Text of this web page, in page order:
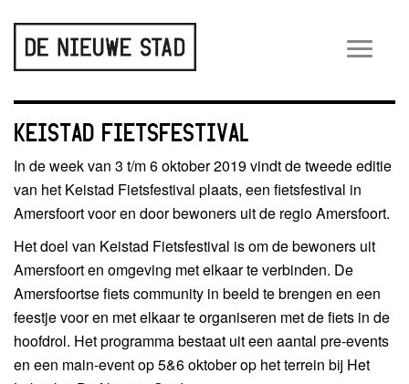
KEISTAD FIETSFESTIVAL
In de week van 3 t/m 6 oktober 2019 vindt de tweede editie
van het Keistad Fietsfestival plaats, een fietsfestival in
Amersfoort voor en door bewoners uit de regio Amersfoort.
Het doel van Keistad Fietsfestival is om de bewoners uit
Amersfoort en omgeving met elkaar te verbinden. De
Amersfoortse fiets community in beeld te brengen en een
feestje voor en met elkaar te organiseren met de fiets in de
hoofdrol. Het programma bestaat uit een aantal pre-events
en een main-event op 5&6 oktober op het terrein bij Het